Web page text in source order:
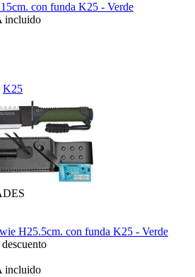
con funda K25 - Verde
incluido
K25
H25.5cm. con funda K25 - Verde
descuento
incluido